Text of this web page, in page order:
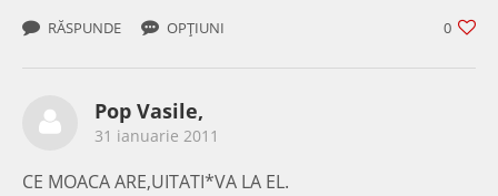
0
RĂSPUNDE OPȚIUNI
Pop Vasile,
31 ianuarie 2011
CE MOACA ARE,UITATI*VA LA EL.